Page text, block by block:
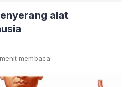
alat
membaca